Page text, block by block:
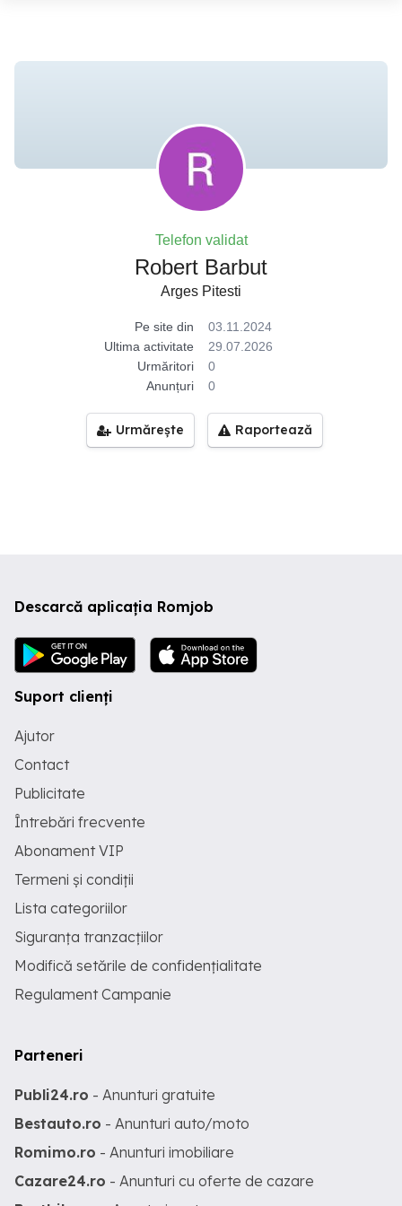
Telefon validat
Robert Barbut
Arges Pitesti
Pe site din
03.11.2024
Ultima activitate
29.07.2026
Urmăritori
0
Anunțuri
0
Urmărește Raportează
Descarcă aplicația Romjob
Suport clienți
Ajutor
Contact
Publicitate
Întrebări frecvente
Abonament VIP
Termeni și condiții
Lista categoriilor
Siguranța tranzacțiilor
Modifică setările de confidențialitate
Regulament Campanie
Parteneri
Publi24.ro - Anunturi gratuite
Bestauto.ro - Anunturi auto/moto
Romimo.ro - Anunturi imobiliare
Cazare24.ro - Anunturi cu oferte de cazare